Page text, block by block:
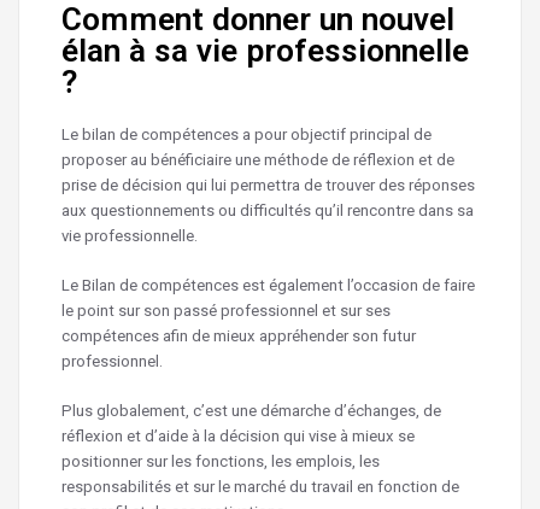
Comment donner un nouvel
élan à sa vie professionnelle
?
Le bilan de compétences a pour objectif principal de
proposer au bénéficiaire une méthode de réflexion et de
prise de décision qui lui permettra de trouver des réponses
aux questionnements ou difficultés qu’il rencontre dans sa
vie professionnelle.
Le Bilan de compétences est également l’occasion de faire
le point sur son passé professionnel et sur ses
compétences afin de mieux appréhender son futur
professionnel.
Plus globalement, c’est une démarche d’échanges, de
réflexion et d’aide à la décision qui vise à mieux se
positionner sur les fonctions, les emplois, les
responsabilités et sur le marché du travail en fonction de